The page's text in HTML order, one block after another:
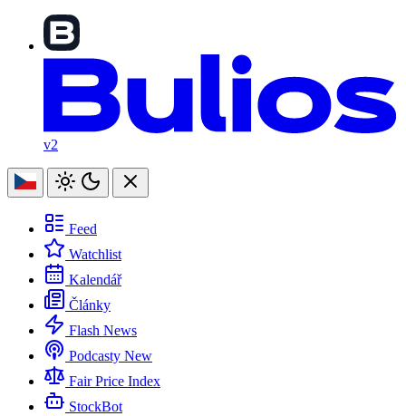
v2
Feed
Watchlist
Kalendář
Články
Flash News
Podcasty New
Fair Price Index
StockBot